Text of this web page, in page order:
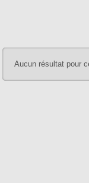
Aucun résultat pour